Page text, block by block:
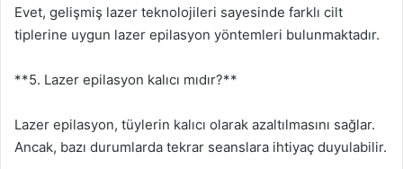
Evet, gelişmiş lazer teknolojileri sayesinde farklı cilt
tiplerine uygun lazer epilasyon yöntemleri bulunmaktadır.
**5. Lazer epilasyon kalıcı mıdır?**
Lazer epilasyon, tüylerin kalıcı olarak azaltılmasını sağlar.
Ancak, bazı durumlarda tekrar seanslara ihtiyaç duyulabilir.